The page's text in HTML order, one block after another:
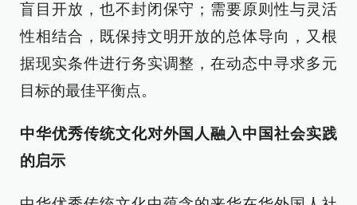
盲目开放，也不封闭保守；需要原则性与灵活
性相结合，既保持文明开放的总体导向，又根
据现实条件进行务实调整，在动态中寻求多元
目标的最佳平衡点。
中华优秀传统文化对外国人融入中国社会实践
的启示